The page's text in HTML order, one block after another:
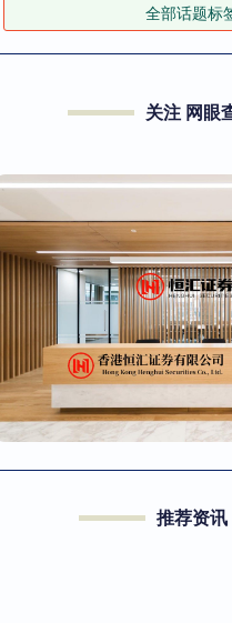
全部话题标
关注 网眼
推荐资讯